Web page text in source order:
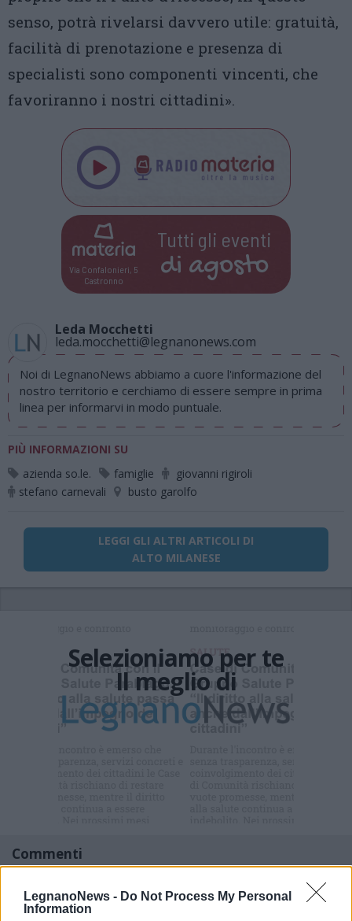
LegnanoNews - Do Not Process My Personal
Information
senso, potrà rivelarsi davvero utile: gratuità,
facilità di prenotazione e presenza di
specialisti sono componenti vincenti, che
favoriranno i nostri cittadini».
Via Confalonieri, 5
Castronno
Tutti gli eventi
di agosto
Leda Mocchetti
leda.mocchetti@legnanonews.com
Noi di LegnanoNews abbiamo a cuore l'informazione del
nostro territorio e cerchiamo di essere sempre in prima
linea per informarvi in modo puntuale.
PIÙ INFORMAZIONI SU
azienda so.le.
famiglie
giovanni rigiroli
stefano carnevali
busto garolfo
LEGGI GLI ALTRI ARTICOLI DI
ALTO MILANESE
Selezioniamo per te
Il meglio di
Commenti
articolo.
L'email è richiesta ma non verrà mostrata ai visitatori. Il contenuto di questo